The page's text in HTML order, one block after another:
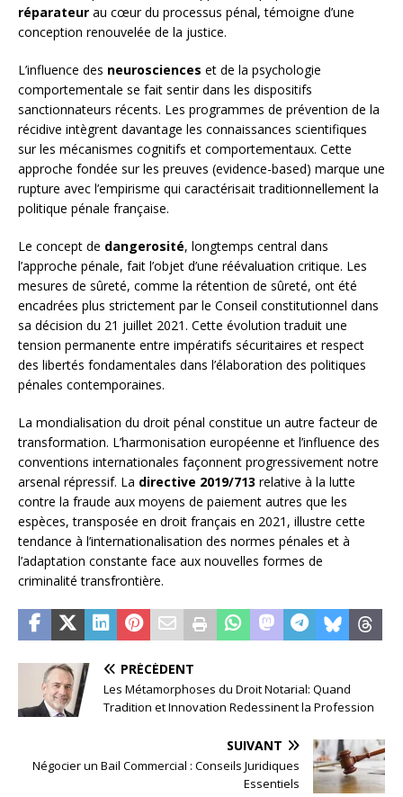
réparateur au cœur du processus pénal, témoigne d’une
conception renouvelée de la justice.
L’influence des neurosciences et de la psychologie
comportementale se fait sentir dans les dispositifs
sanctionnateurs récents. Les programmes de prévention de la
récidive intègrent davantage les connaissances scientifiques
sur les mécanismes cognitifs et comportementaux. Cette
approche fondée sur les preuves (evidence-based) marque une
rupture avec l’empirisme qui caractérisait traditionnellement la
politique pénale française.
Le concept de dangerosité, longtemps central dans
l’approche pénale, fait l’objet d’une réévaluation critique. Les
mesures de sûreté, comme la rétention de sûreté, ont été
encadrées plus strictement par le Conseil constitutionnel dans
sa décision du 21 juillet 2021. Cette évolution traduit une
tension permanente entre impératifs sécuritaires et respect
des libertés fondamentales dans l’élaboration des politiques
pénales contemporaines.
La mondialisation du droit pénal constitue un autre facteur de
transformation. L’harmonisation européenne et l’influence des
conventions internationales façonnent progressivement notre
arsenal répressif. La directive 2019/713 relative à la lutte
contre la fraude aux moyens de paiement autres que les
espèces, transposée en droit français en 2021, illustre cette
tendance à l’internationalisation des normes pénales et à
l’adaptation constante face aux nouvelles formes de
criminalité transfrontière.
PRÉCÉDENT
Les Métamorphoses du Droit Notarial: Quand
Tradition et Innovation Redessinent la Profession
SUIVANT
Négocier un Bail Commercial : Conseils Juridiques
Essentiels